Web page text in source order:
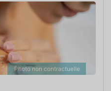
Photo non contractuelle